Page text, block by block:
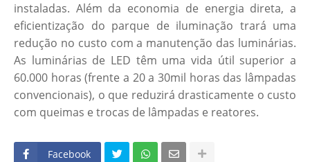
instaladas. Além da economia de energia direta, a
eficientização do parque de iluminação trará uma
redução no custo com a manutenção das luminárias.
As luminárias de LED têm uma vida útil superior a
60.000 horas (frente a 20 a 30mil horas das lâmpadas
convencionais), o que reduzirá drasticamente o custo
com queimas e trocas de lâmpadas e reatores.
Facebook